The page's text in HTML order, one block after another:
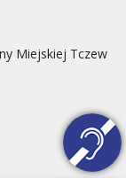
Miejskiej Tczew